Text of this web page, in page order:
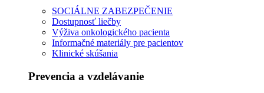
SOCIÁLNE ZABEZPEČENIE
Dostupnosť liečby
Výživa onkologického pacienta
Informačné materiály pre pacientov
Klinické skúšania
Prevencia a vzdelávanie